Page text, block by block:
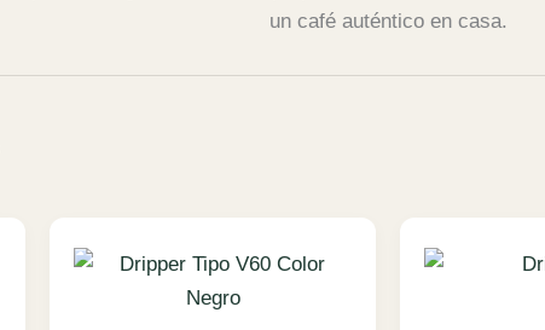
un café auténtico en casa.